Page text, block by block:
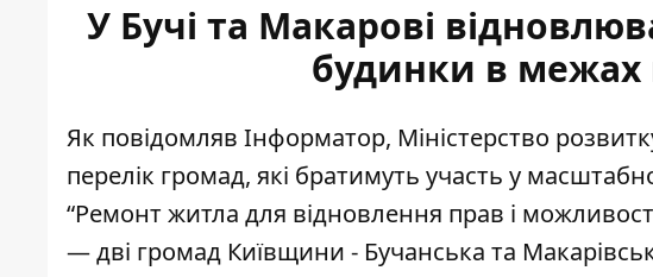
У Бучі та Макарові
будинки в межах
Як повідомляв Інформатор, Міністерство
перелік громад, які братимуть участь у
“Ремонт житла для відновлення прав і
— дві громад Київщини - Бучанська та